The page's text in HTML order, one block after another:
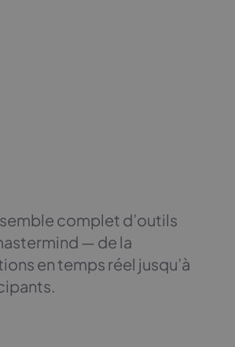
complet d’outils
— de la
en temps réel jusqu’à